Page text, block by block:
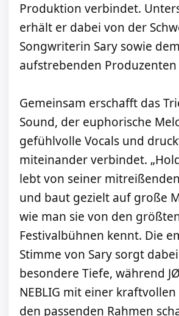
Produktion verbindet.
erhält er dabei von der
Songwriterin Sary sowie dem
aufstrebenden Produzenten
Gemeinsam erschafft das
Sound, der euphorische
gefühlvolle Vocals und
miteinander verbindet.
lebt von seiner
und baut gezielt auf große
wie man sie von den
Festivalbühnen kennt. Die
Stimme von Sary sorgt
besondere Tiefe, während
NEBLIG mit einer
den passenden Rahmen